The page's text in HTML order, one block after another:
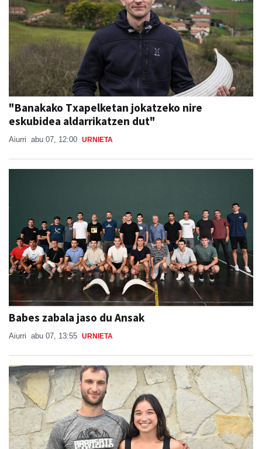
"Banakako Txapelketan jokatzeko nire
eskubidea aldarrikatzen dut"
Aiurri abu 07, 12:00 URNIETA
Babes zabala jaso du Ansak